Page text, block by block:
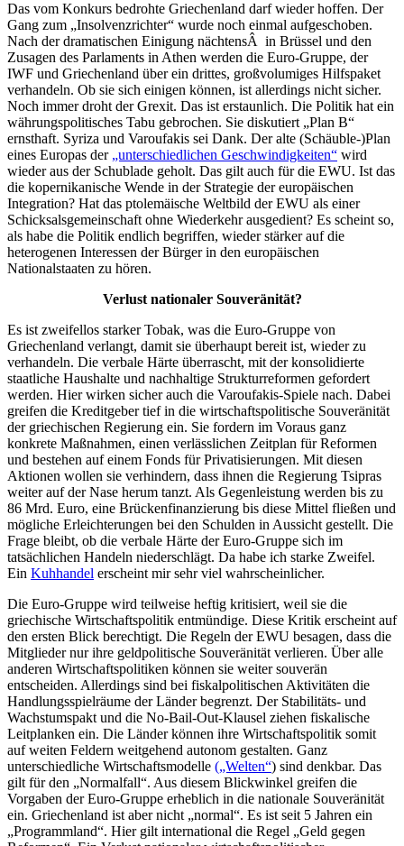
Das vom Konkurs bedrohte Griechenland darf wieder hoffen. Der
Gang zum „Insolvenzrichter“ wurde noch einmal aufgeschoben.
Nach der dramatischen Einigung nächtensÂ in Brüssel und den
Zusagen des Parlaments in Athen werden die Euro-Gruppe, der
IWF und Griechenland über ein drittes, großvolumiges Hilfspaket
verhandeln. Ob sie sich einigen können, ist allerdings nicht sicher.
Noch immer droht der Grexit. Das ist erstaunlich. Die Politik hat ein
währungspolitisches Tabu gebrochen. Sie diskutiert „Plan B“
ernsthaft. Syriza und Varoufakis sei Dank. Der alte (Schäuble-)Plan
eines Europas der „unterschiedlichen Geschwindigkeiten“ wird
wieder aus der Schublade geholt. Das gilt auch für die EWU. Ist das
die kopernikanische Wende in der Strategie der europäischen
Integration? Hat das ptolemäische Weltbild der EWU als einer
Schicksalsgemeinschaft ohne Wiederkehr ausgedient? Es scheint so,
als habe die Politik endlich begriffen, wieder stärker auf die
heterogenen Interessen der Bürger in den europäischen
Nationalstaaten zu hören.
Verlust nationaler Souveränität?
Es ist zweifellos starker Tobak, was die Euro-Gruppe von
Griechenland verlangt, damit sie überhaupt bereit ist, wieder zu
verhandeln. Die verbale Härte überrascht, mit der konsolidierte
staatliche Haushalte und nachhaltige Strukturreformen gefordert
werden. Hier wirken sicher auch die Varoufakis-Spiele nach. Dabei
greifen die Kreditgeber tief in die wirtschaftspolitische Souveränität
der griechischen Regierung ein. Sie fordern im Voraus ganz
konkrete Maßnahmen, einen verlässlichen Zeitplan für Reformen
und bestehen auf einem Fonds für Privatisierungen. Mit diesen
Aktionen wollen sie verhindern, dass ihnen die Regierung Tsipras
weiter auf der Nase herum tanzt. Als Gegenleistung werden bis zu
86 Mrd. Euro, eine Brückenfinanzierung bis diese Mittel fließen und
mögliche Erleichterungen bei den Schulden in Aussicht gestellt. Die
Frage bleibt, ob die verbale Härte der Euro-Gruppe sich im
tatsächlichen Handeln niederschlägt. Da habe ich starke Zweifel.
Ein Kuhhandel erscheint mir sehr viel wahrscheinlicher.
Die Euro-Gruppe wird teilweise heftig kritisiert, weil sie die
griechische Wirtschaftspolitik entmündige. Diese Kritik erscheint auf
den ersten Blick berechtigt. Die Regeln der EWU besagen, dass die
Mitglieder nur ihre geldpolitische Souveränität verlieren. Über alle
anderen Wirtschaftspolitiken können sie weiter souverän
entscheiden. Allerdings sind bei fiskalpolitischen Aktivitäten die
Handlungsspielräume der Länder begrenzt. Der Stabilitäts- und
Wachstumspakt und die No-Bail-Out-Klausel ziehen fiskalische
Leitplanken ein. Die Länder können ihre Wirtschaftspolitik somit
auf weiten Feldern weitgehend autonom gestalten. Ganz
unterschiedliche Wirtschaftsmodelle („Welten“) sind denkbar. Das
gilt für den „Normalfall“. Aus diesem Blickwinkel greifen die
Vorgaben der Euro-Gruppe erheblich in die nationale Souveränität
ein. Griechenland ist aber nicht „normal“. Es ist seit 5 Jahren ein
„Programmland“. Hier gilt international die Regel „Geld gegen